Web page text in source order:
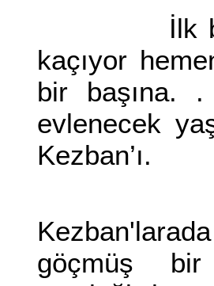
İlk
kaçıyor
bir başına. .
evlenecek
Kezban’ı.
göçmüş bir